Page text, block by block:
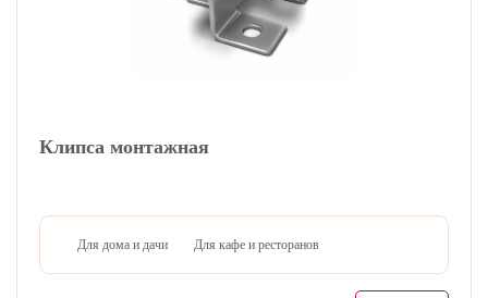
Клипса монтажная
Для дома и дачи Для кафе и ресторанов